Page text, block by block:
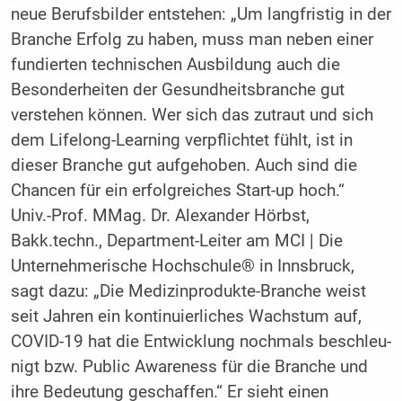
neue Berufsbilder entstehen: „Um langfristig in der
Branche Erfolg zu haben, muss man neben einer
fundierten technischen Ausbildung auch die
Besonderheiten der Gesundheitsbranche gut
verstehen können. Wer sich das zutraut und sich
dem Lifelong-Learning verpflichtet fühlt, ist in
dieser Branche gut aufgehoben. Auch sind die
Chancen für ein erfolgreiches Start-up hoch.“
Univ.-Prof. MMag. Dr. Alexander Hörbst,
Bakk.techn., Department-Leiter am MCI | Die
Unternehmerische Hochschule® in Innsbruck,
sagt dazu: „Die Medizinprodukte-Branche weist
seit Jahren ein kontinuierliches Wachstum auf,
COVID-19 hat die Entwicklung nochmals beschleu­
nigt bzw. Public Awareness für die Branche und
ihre Bedeutung geschaffen.“ Er sieht einen